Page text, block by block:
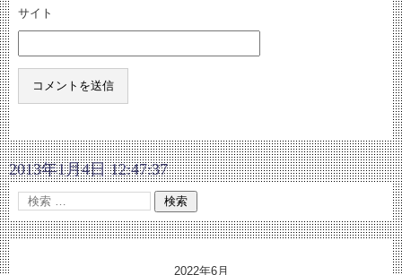
サイト
2013年1月4日 12:47:37
2022年6月